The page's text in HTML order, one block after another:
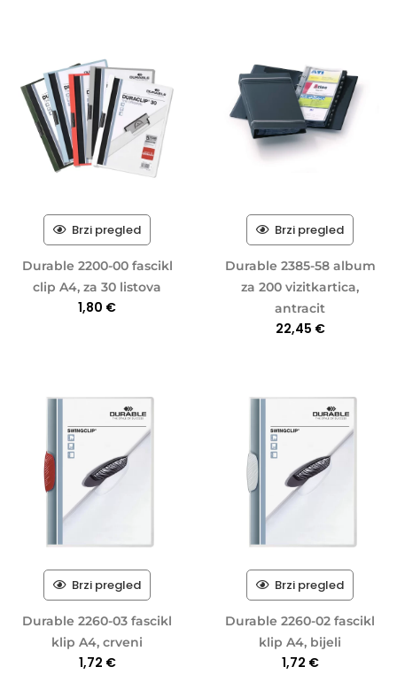
Brzi pregled
Durable 2200-00 fascikl
clip A4, za 30 listova
1,80 €
Brzi pregled
Durable 2385-58 album
za 200 vizitkartica,
antracit
22,45 €
Brzi pregled
Durable 2260-03 fascikl
klip A4, crveni
1,72 €
Brzi pregled
Durable 2260-02 fascikl
klip A4, bijeli
1,72 €